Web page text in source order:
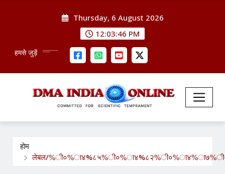
Thursday, 6 August 2026
12:03:48 PM
हमसे जुड़ें
होम
लेबल/